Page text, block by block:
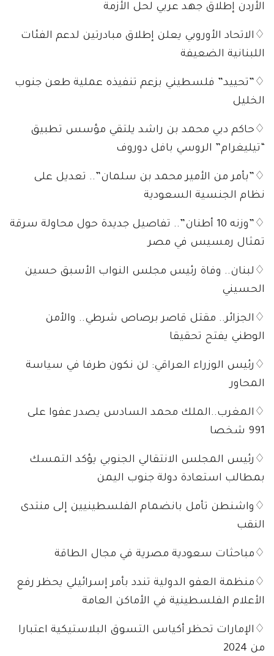
الأردن إطلاق جهد عربي لحل الأزمة
♢الاتحاد الأوروبي يعلن إطلاق مبادرتين لدعم الفئات
اللبنانية الضعيفة
♢”تحييد” فلسطيني بزعم تنفيذه عملية طعن جنوب
الخليل
♢حاكم دبي محمد بن راشد يلتقي مؤسس تطبيق
“تيليغرام” الروسي بافل دوروف
♢”بأمر من الأمير محمد بن سلمان”.. تعديل على
نظام الجنسية السعودية
♢”وزنه 10 أطنان”.. تفاصيل جديدة حول محاولة سرقة
تمثال رمسيس في مصر
♢لبنان.. وفاة رئيس مجلس النواب الأسبق حسين
الحسيني
♢الجزائر.. مقتل قاصر برصاص شرطي.. والأمن
الوطني يفتح تحقيقا
♢رئيس الوزراء العراقي: لن نكون طرفا في سياسة
المحاور
♢المغرب..الملك محمد السادس يصدر عفوا على
991 شخصا
♢رئيس المجلس الانتقالي الجنوبي يؤكد التمسك
بمطالب استعادة دولة جنوب اليمن
♢واشنطن تأمل بانضمام الفلسطينيين إلى منتدى
النقب
♢مباحثات سعودية مصرية في مجال الطاقة
♢منظمة العفو الدولية تندد بأمر إسرائيلي يحظر رفع
الأعلام الفلسطينية في الأماكن العامة
♢الإمارات تحظر أكياس التسوق البلاستيكية اعتبارا
من 2024